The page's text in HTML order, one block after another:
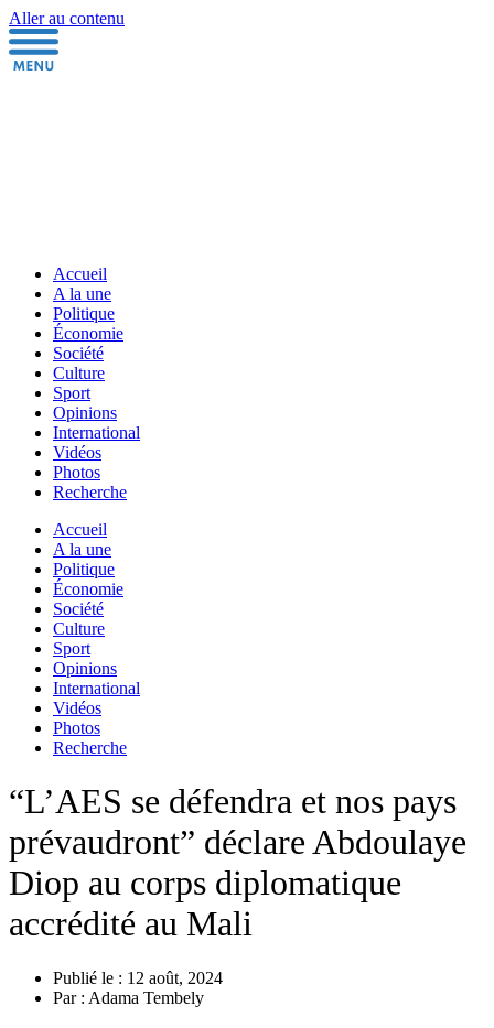
Aller au contenu
Accueil
A la une
Politique
Économie
Société
Culture
Sport
Opinions
International
Vidéos
Photos
Recherche
Accueil
A la une
Politique
Économie
Société
Culture
Sport
Opinions
International
Vidéos
Photos
Recherche
“L’AES se défendra et nos pays
prévaudront” déclare Abdoulaye
Diop au corps diplomatique
accrédité au Mali
Publié le : 12 août, 2024
Par : Adama Tembely